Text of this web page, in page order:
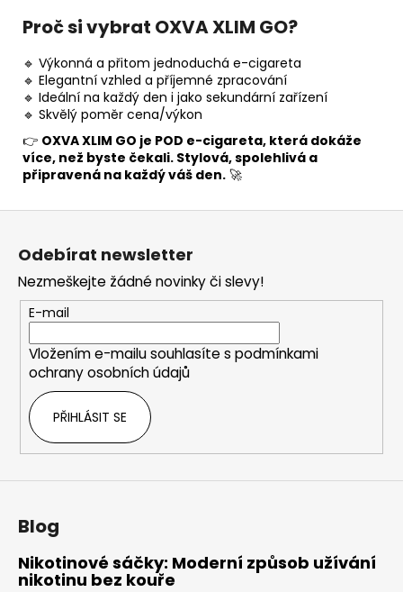
Proč si vybrat OXVA XLIM GO?
🔹 Výkonná a přitom jednoduchá e-cigareta
🔹 Elegantní vzhled a příjemné zpracování
🔹 Ideální na každý den i jako sekundární zařízení
🔹 Skvělý poměr cena/výkon
👉 OXVA XLIM GO je POD e-cigareta, která dokáže
více, než byste čekali. Stylová, spolehlivá a
připravená na každý váš den. 🚀
Z
Odebírat newsletter
Nezmeškejte žádné novinky či slevy!
E-mail
Vložením e-mailu souhlasíte s podmínkami
ochrany osobních údajů
PŘIHLÁSIT SE
Blog
Nikotinové sáčky: Moderní způsob užívání
nikotinu bez kouře